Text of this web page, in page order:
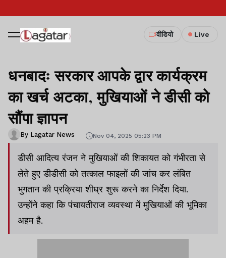
वीडियो Live
धनबादः सरकार आपके द्वार कार्यक्रम
का खर्च अटका, मुखियाओं ने डीसी को
सौंपा ज्ञापन
By Lagatar News Nov 04, 2025 05:23 PM
डीसी आदित्य रंजन ने मुखियाओं की शिकायत को गंभीरता से
लेते हुए डीडीसी को तत्काल फाइलों की जांच कर लंबित
भुगतान की प्रक्रिया शीघ्र शुरू करने का निर्देश दिया.
उन्होंने कहा कि पंचायतीराज व्यवस्था में मुखियाओं की भूमिका
अहम है.